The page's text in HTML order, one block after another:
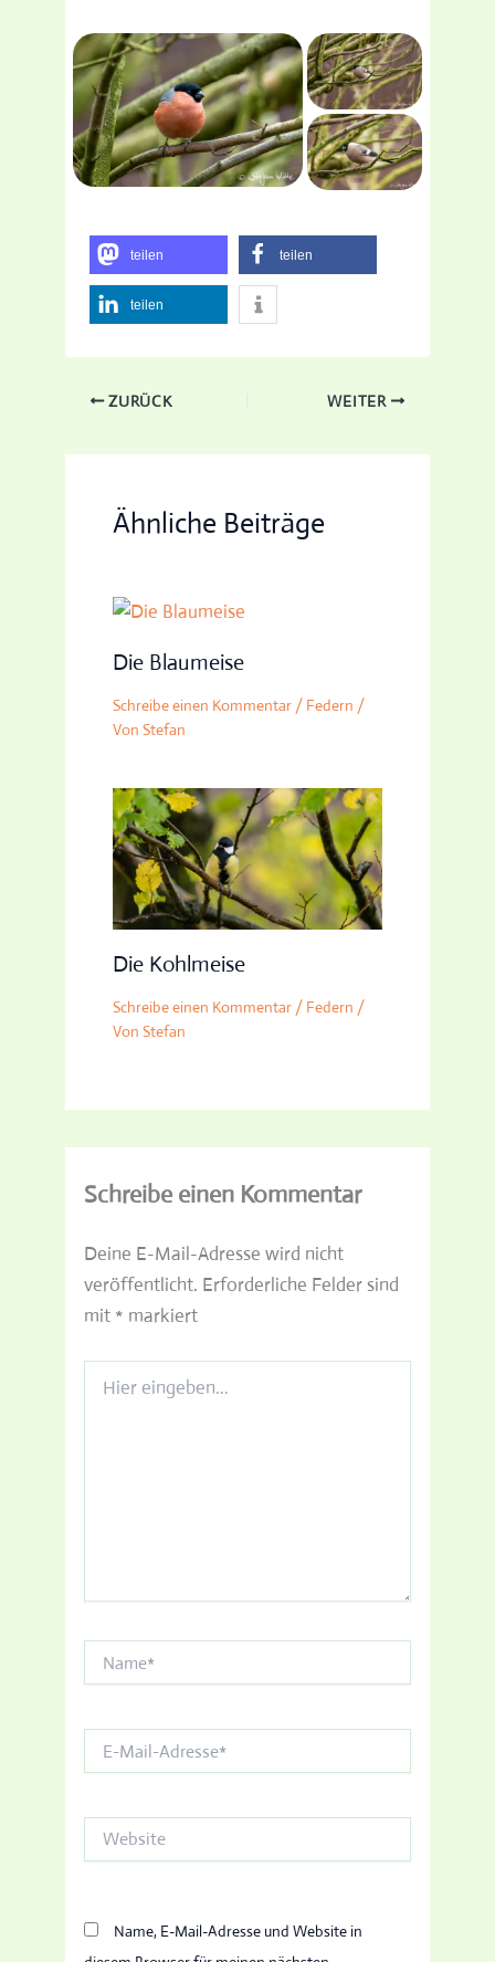
teilen teilen
teilen
ZURÜCK WEITER
Ähnliche Beiträge
Die Blaumeise
Schreibe einen Kommentar / Federn /
Von Stefan
Die Kohlmeise
Schreibe einen Kommentar / Federn /
Von Stefan
Schreibe einen Kommentar
Deine E-Mail-Adresse wird nicht
veröffentlicht. Erforderliche Felder sind
mit * markiert
eingeben…
Mail-
Website
Name, E-Mail-Adresse und Website in